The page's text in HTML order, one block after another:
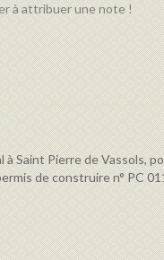
à attribuer une note !
Saint Pierre de Vassols,
de construire n° PC